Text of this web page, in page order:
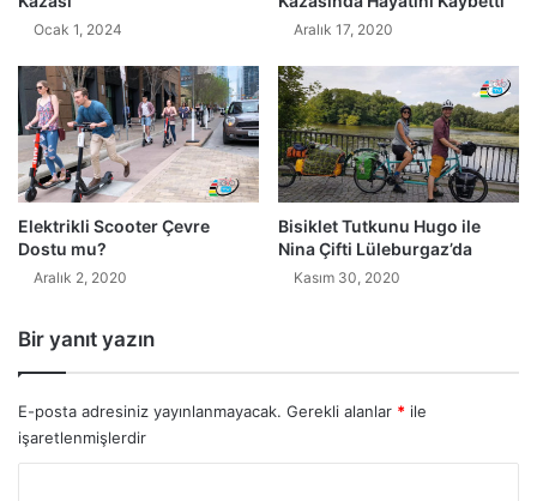
Ocak 1, 2024 Aralık 17, 2020
Elektrikli Scooter Çevre
Dostu mu?
Aralık 2, 2020
Bisiklet Tutkunu Hugo ile
Nina Çifti Lüleburgaz’da
Kasım 30, 2020
Bir yanıt yazın
E-posta adresiniz yayınlanmayacak. Gerekli alanlar * ile
işaretlenmişlerdir